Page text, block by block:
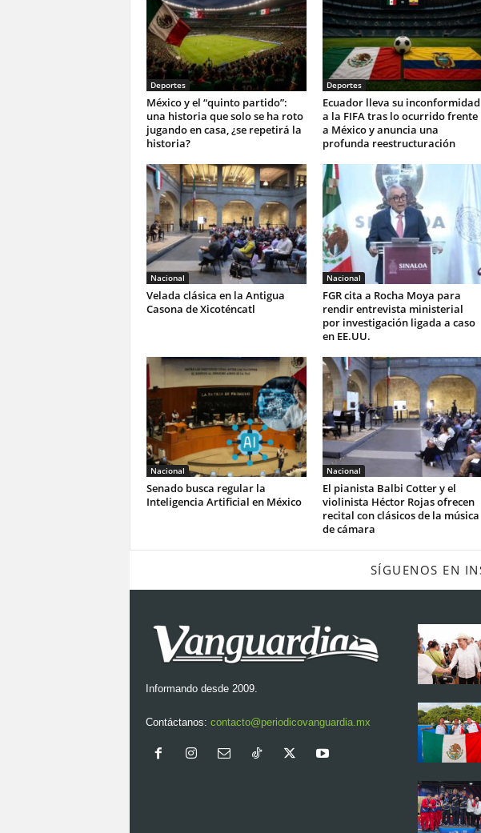
Deportes
México y el “quinto partido”:
una historia que solo se ha roto
jugando en casa, ¿se repetirá la
historia?
Deportes
Ecuador lleva su inconformidad
a la FIFA tras lo ocurrido frente
a México y anuncia una
profunda reestructuración
Nacional
Velada clásica en la Antigua
Casona de Xicoténcatl
Nacional
FGR cita a Rocha Moya para
rendir entrevista ministerial
por investigación ligada a caso
en EE.UU.
Nacional
Senado busca regular la
Inteligencia Artificial en México
Nacional
El pianista Balbi Cotter y el
violinista Héctor Rojas ofrecen
recital con clásicos de la música
de cámara
SÍGUENOS EN
Informando desde 2009.
Contáctanos: contacto@periodicovanguardia.mx